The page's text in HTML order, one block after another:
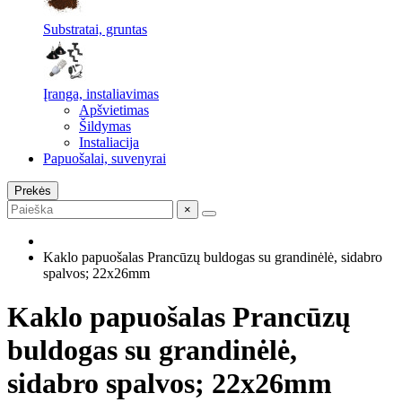
Substratai, gruntas
Įranga, instaliavimas
Apšvietimas
Šildymas
Instaliacija
Papuošalai, suvenyrai
Prekės
×
Kaklo papuošalas Prancūzų buldogas su grandinėlė, sidabro
spalvos; 22x26mm
Kaklo papuošalas Prancūzų
buldogas su grandinėlė,
sidabro spalvos; 22x26mm